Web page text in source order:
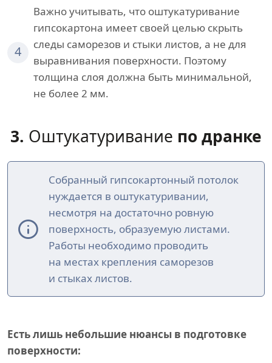
4
Важно учитывать, что оштукатуривание
гипсокартона имеет своей целью скрыть
следы саморезов и стыки листов, а не для
выравнивания поверхности. Поэтому
толщина слоя должна быть минимальной,
не более 2 мм.
3. Оштукатуривание по дранке
Собранный гипсокартонный потолок
нуждается в оштукатуривании,
несмотря на достаточно ровную
поверхность, образуемую листами.
Работы необходимо проводить
на местах крепления саморезов
и стыках листов.
Есть лишь небольшие нюансы в подготовке
поверхности: